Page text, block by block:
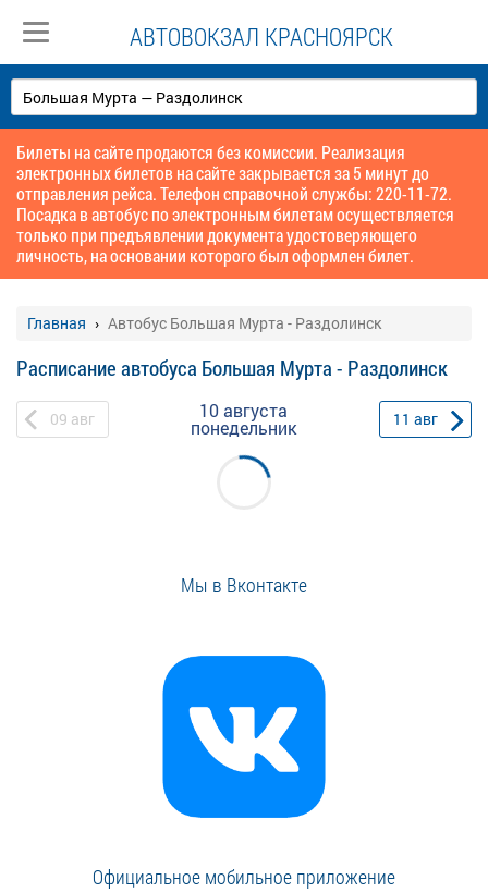
АВТОВОКЗАЛ КРАСНОЯРСК
Билеты на сайте продаются без комиссии. Реализация
электронных билетов на сайте закрывается за 5 минут до
отправления рейса. Телефон справочной службы: 220-11-72.
Посадка в автобус по электронным билетам осуществляется
только при предъявлении документа удостоверяющего
личность, на основании которого был оформлен билет.
Главная Автобус Большая Мурта - Раздолинск
Расписание автобуса Большая Мурта - Раздолинск
09 авг 10 августа
понедельник 11 авг
Мы в Вконтакте
Официальное мобильное приложение